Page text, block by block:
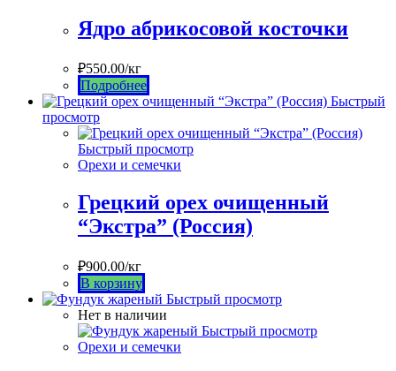
Ядро абрикосовой косточки
₽550.00/кг
Подробнее
Быстрый
просмотр
Быстрый просмотр
Орехи и семечки
Грецкий орех очищенный
“Экстра” (Россия)
₽900.00/кг
В корзину
Быстрый просмотр
Нет в наличии
Быстрый просмотр
Орехи и семечки